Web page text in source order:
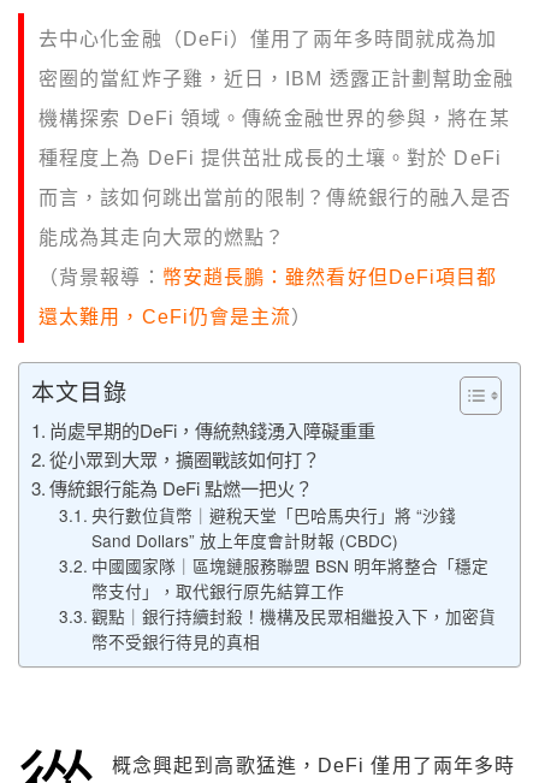
去中心化金融（DeFi）僅用了兩年多時間就成為加
密圈的當紅炸子雞，近日，IBM 透露正計劃幫助金融
機構探索 DeFi 領域。傳統金融世界的參與，將在某
種程度上為 DeFi 提供茁壯成長的土壤。對於 DeFi
而言，該如何跳出當前的限制？傳統銀行的融入是否
能成為其走向大眾的燃點？
（背景報導： 幣安趙長鵬：雖然看好但DeFi項目都
還太難用，CeFi仍會是主流）
本文目錄
尚處早期的DeFi，傳統熱錢湧入障礙重重
從小眾到大眾，擴圈戰該如何打？
傳統銀行能為 DeFi 點燃一把火？
央行數位貨幣｜避稅天堂「巴哈馬央行」將 “沙錢
Sand Dollars” 放上年度會計財報 (CBDC)
中國國家隊｜區塊鏈服務聯盟 BSN 明年將整合「穩定
幣支付」，取代銀行原先結算工作
觀點｜銀行持續封殺！機構及民眾相繼投入下，加密貨
幣不受銀行待見的真相
概念興起到高歌猛進，DeFi 僅用了兩年多時